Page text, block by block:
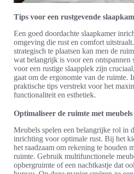
Tips voor een rustgevende
Een goed doordachte slaapkamer
omgeving die rust en comfort
strategisch te plaatsen kan men de
wat belangrijk is voor een ontspannen
voor een rustige slaapplek zijn
gaat om de ergonomie van de ruimte.
praktische tips verstrekt voor het
functionaliteit en esthetiek.
Optimaliseer de ruimte met meubels
Meubels spelen een belangrijke rol in
inrichting voor optimale rust. Bij het
het raadzaam om rekening te houden
ruimte. Gebruik multifunctionele
opbergruimte of een nachtkastje dat